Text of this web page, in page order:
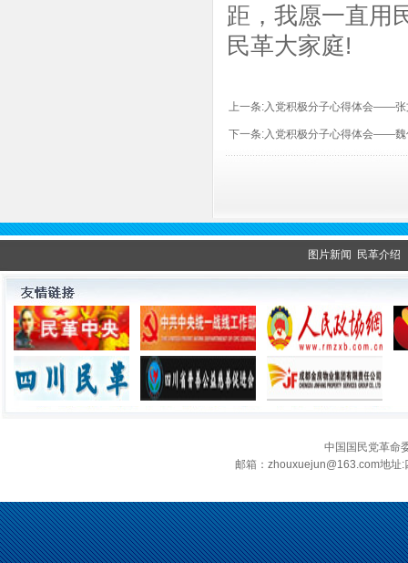
距，我愿一直用
民革大家庭!
上一条:入党积极分子心得体会——张
下一条:入党积极分子心得体会——魏
图片新闻 民革介绍
中国国民党革命
邮箱：zhouxuejun@163.com地址